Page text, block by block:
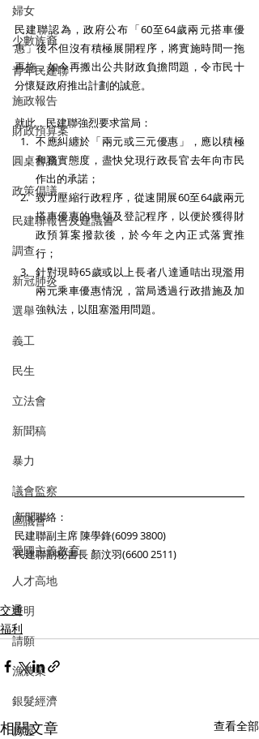
婦女
少數族裔
青年民建聯
施政報告
財政預算案
圓桌會議
政策倡議
民建聯報告及建議書
調查
新冠肺炎
選舉
義工
民生
立法會
新聞稿
暴力
議會監察
區議會
愛國主義教育
人才高地
聲明
請願
漁農業
銀髮經濟
房屋
民建聯認為，政府公布「60至64歲兩元搭車優
惠」後不但沒有積極展開程序，將實施時間一拖
再拖，如今再搬出公共財政負擔問題，令市民十
分懷疑政府推出計劃的誠意。
就此，民建聯強烈要求當局：
不應糾纏於「兩元或三元優惠」，應以積極
和務實態度，盡快兌現行政長官去年向市民
作出的承諾；
致力壓縮行政程序，從速開展60至64歲兩元
搭車優惠的申領及登記程序，以便於獲得財
政預算案撥款後，於今年之內正式落實推
行；
針對現時65歲或以上長者八達通咭出現濫用
兩元乘車優惠情況，當局透過行政措施及加
強執法，以阻塞濫用問題。
新聞聯絡：
民建聯副主席 陳學鋒(6099 3800)
民建聯副秘書長 顏汶羽(6600 2511)
交通
福利
相關文章 查看全部